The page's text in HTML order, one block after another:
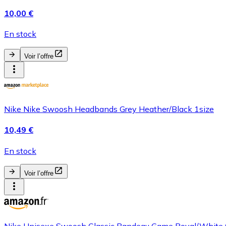
10,00 €
En stock
Voir l’offre
Nike Nike Swoosh Headbands Grey Heather/Black 1size
10,49 €
En stock
Voir l’offre